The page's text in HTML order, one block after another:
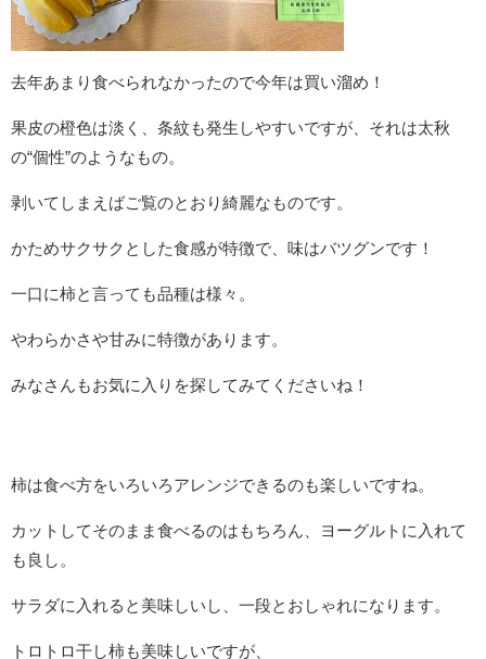
去年あまり食べられなかったので今年は買い溜め！
果皮の橙色は淡く、条紋も発生しやすいですが、それは太秋
の“個性”のようなもの。
剥いてしまえばご覧のとおり綺麗なものです。
かためサクサクとした食感が特徴で、味はバツグンです！
一口に柿と言っても品種は様々。
やわらかさや甘みに特徴があります。
みなさんもお気に入りを探してみてくださいね！
柿は食べ方をいろいろアレンジできるのも楽しいですね。
カットしてそのまま食べるのはもちろん、ヨーグルトに入れて
も良し。
サラダに入れると美味しいし、一段とおしゃれになります。
トロトロ干し柿も美味しいですが、